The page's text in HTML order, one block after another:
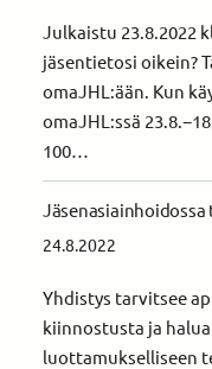
Julkaistu 23.8.2022
jäsentietosi oikein?
omaJHL:ään. Kun
omaJHL:ssä
100…
24.8.2022
Yhdistys tarvitsee
kiinnostusta ja
luottamukselliseen